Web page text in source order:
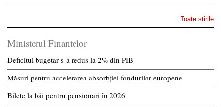
Toate stirile
Ministerul Finantelor
Deficitul bugetar s-a redus la 2% din PIB
Măsuri pentru accelerarea absorbției fondurilor europene
Bilete la băi pentru pensionari în 2026